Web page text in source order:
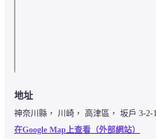
地址
神奈川縣， 川崎， 高津區， 坂戶 3-2-1
在Google Map上查看（外部網站）